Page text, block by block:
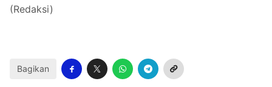
(Redaksi)
Bagikan